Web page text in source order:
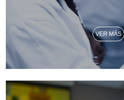
VER MÁS